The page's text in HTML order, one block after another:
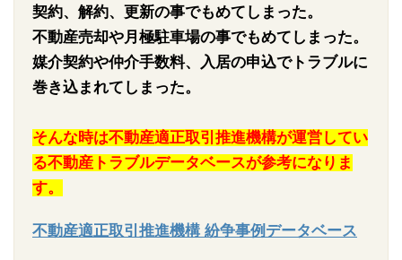
契約、解約、更新の事でもめてしまった。
不動産売却や月極駐車場の事でもめてしまった。
媒介契約や仲介手数料、入居の申込でトラブルに
巻き込まれてしまった。
そんな時は不動産適正取引推進機構が運営してい
る不動産トラブルデータベースが参考になりま
す。
不動産適正取引推進機構 紛争事例データベース